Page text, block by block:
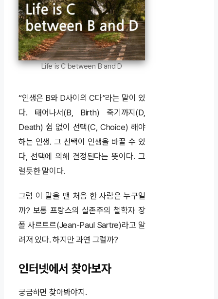
Life is C between B and D
“인생은 B와 D사이의 C다”라는 말이 있
다. 태어나서(B, Birth) 죽기까지(D,
Death) 쉼 없이 선택(C, Choice) 해야
하는 인생. 그 선택이 인생을 바꿀 수 있
다, 선택에 의해 결정된다는 뜻이다. 그
럴듯한 말이다.
그럼 이 말을 맨 처음 한 사람은 누구일
까? 보통 프랑스의 실존주의 철학자 장
폴 사르트르(Jean-Paul Sartre)라고 알
려져 있다. 하지만 과연 그럴까?
인터넷에서 찾아보자
궁금하면 찾아봐야지.